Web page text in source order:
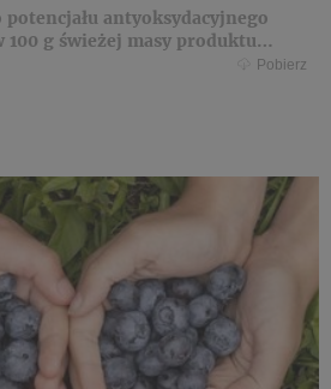
antyoksydacyjnego
100 g świeżej masy produktu
Pobierz